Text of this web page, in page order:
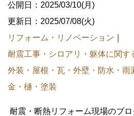
公開日：2025/03/10(月)
更新日：2025/07/08(火)
リフォーム・リノベーション
耐震工事・シロアリ・躯体に関す
外装・屋根・瓦・外壁・防水・雨
金・樋・塗装
耐震・断熱リフォーム現場のブ